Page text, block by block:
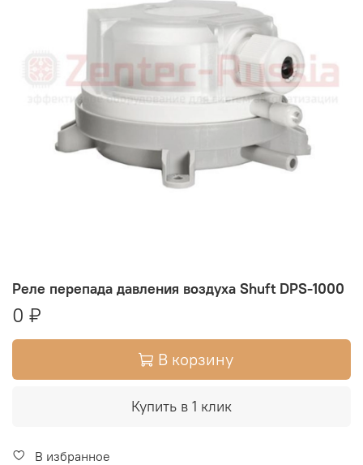
Реле перепада давления воздуха Shuft DPS-1000
0 ₽
В корзину
Купить в 1 клик
В избранное